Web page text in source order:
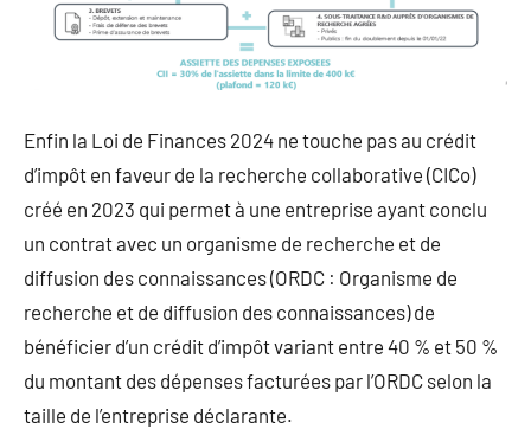
Enfin la Loi de Finances 2024 ne touche pas au crédit
d’impôt en faveur de la recherche collaborative (CICo)
créé en 2023 qui permet à une entreprise ayant conclu
un contrat avec un organisme de recherche et de
diffusion des connaissances (ORDC : Organisme de
recherche et de diffusion des connaissances) de
bénéficier d’un crédit d’impôt variant entre 40 % et 50 %
du montant des dépenses facturées par l’ORDC selon la
taille de l’entreprise déclarante.